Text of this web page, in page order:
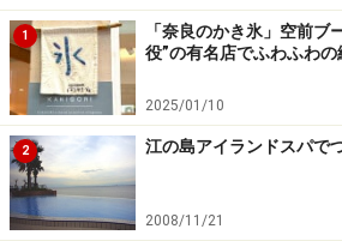
1
「奈良のかき氷」空前ブ
役”の有名店でふわふわ
2025/01/10
2 江の島アイランドスパで
2008/11/21